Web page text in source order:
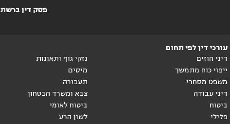
פסק דין ברשת
עורכי דין לפי תחום
דיני חוזים
ייפוי כוח מתמשך
משפט מסחרי
דיני עבודה
ביטוח
פלילי
נזקי גוף ותאונות
מיסים
תעבורה
צבא ומשרד הבטחון
ביטוח לאומי
לשון הרע